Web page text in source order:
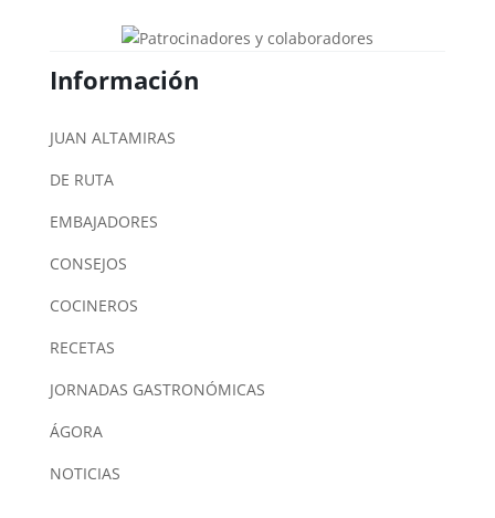
Información
JUAN ALTAMIRAS
DE RUTA
EMBAJADORES
CONSEJOS
COCINEROS
RECETAS
JORNADAS GASTRONÓMICAS
ÁGORA
NOTICIAS